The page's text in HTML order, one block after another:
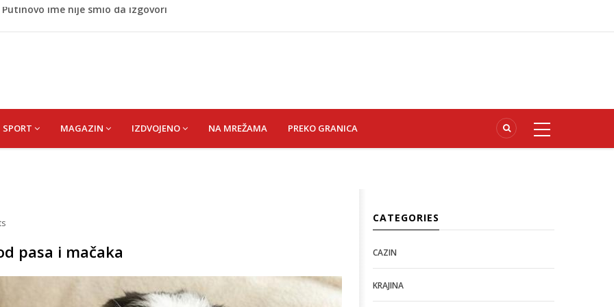
ušao u Bugarsku i eksplodirao kod gasovoda
Save, podsjećaju na ljudske
ime nije smio da izgovori
SPORT MAGAZIN IZDVOJENO NA MREŽAMA PREKO GRANICA
pasa i mačaka
CATEGORIES
CAZIN
KRAJINA